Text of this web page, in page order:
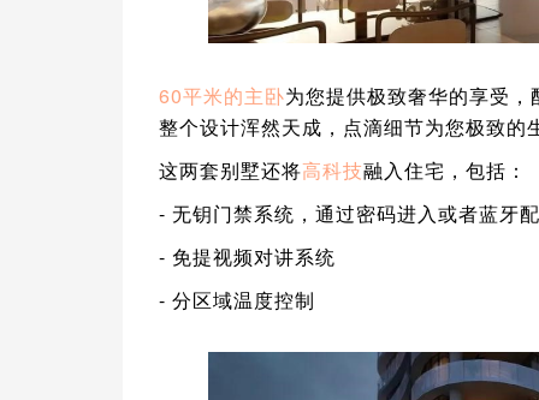
60平米的主卧为您提供极致奢华的享受
整个设计浑然天成，点滴细节为您极致的
这两套别墅还将高科技融入住宅，包括：
- 无钥门禁系统，通过密码进入或者蓝牙
- 免提视频对讲系统
- 分区域温度控制